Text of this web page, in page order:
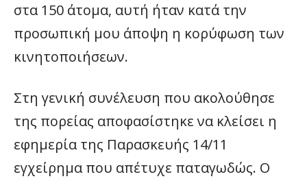
στα 150 άτομα, αυτή ήταν κατά την
προσωπική μου άποψη η κορύφωση των
κινητοποιήσεων.
Στη γενική συνέλευση που ακολούθησε
της πορείας αποφασίστηκε να κλείσει η
εφημερία της Παρασκευής 14/11
εγχείρημα που απέτυχε παταγωδώς. Ο